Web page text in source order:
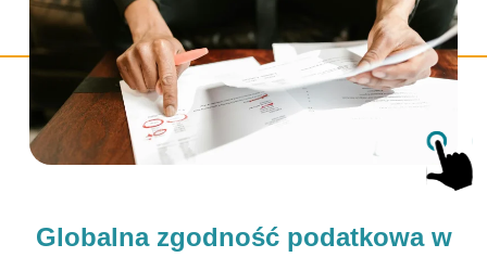
Globalna zgodność podatkowa w